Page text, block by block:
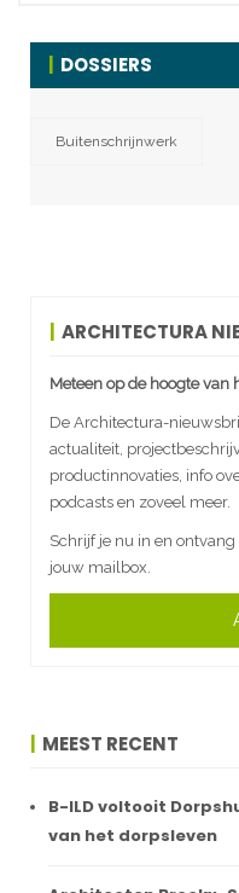
DOSSIERS
Buitenschrijnwerk
ARCHITECTURA
Meteen op de hoogte
De Architectura-
actualiteit,
productinnovaties, info
podcasts en zoveel meer.
Schrijf je nu in en
jouw mailbox.
MEEST RECENT
B-ILD voltooit
van het dorpsleven